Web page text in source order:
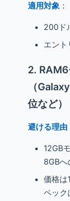
適用対象 ：
200ド
エント
2.
（
位など）
避ける理由
12GB
8GBへ
価格は
ペック